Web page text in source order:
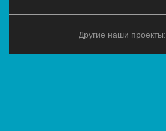
Другие наши проекты: